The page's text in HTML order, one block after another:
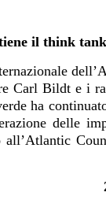
il think
Carl Bildt e i
ha
delle